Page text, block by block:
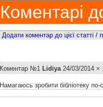
Коментарі
Додати коментар до цієї статті /
Коментар №1 Lidiya24/03/2014 ×
Намагаюсь зробити бібліотеку